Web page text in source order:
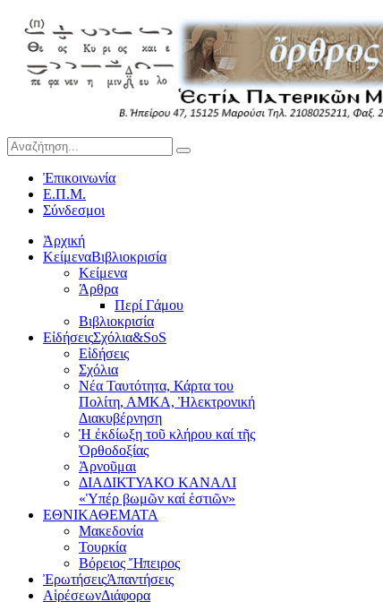
Ἐπικοινωνία
Ε.Π.Μ.
Σύνδεσμοι
Ἀρχική
ΚείμεναΒιβλιοκρισία
Κείμενα
Άρθρα
Περί Γάμου
Βιβλιοκρισία
ΕἰδήσειςΣχόλια&SoS
Εἰδήσεις
Σχόλια
Νέα Ταυτότητα, Κάρτα του
Πολίτη, ΑΜΚΑ, Ἠλεκτρονική
Διακυβέρνηση
Ἡ ἐκδίωξη τοῦ κλήρου καί τῆς
Ὀρθοδοξίας
Ἀρνοῦμαι
ΔΙΑΔΙΚΤΥΑΚΟ ΚΑΝΑΛΙ
«Ὑπέρ βωμῶν καί ἑστιῶν»
ΕΘΝΙΚΑΘΕΜΑΤΑ
Μακεδονία
Τουρκία
Βόρειος Ἤπειρος
ἘρωτήσειςἈπαντήσεις
ΑἱρέσεωνΔιάφορα